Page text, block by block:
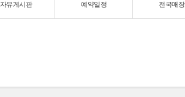
자유게시판 예약일정 전국매장